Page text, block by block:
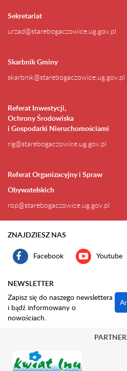
Sekretariat
urzad@starebogaczowice.ug.gov.pl
Skarbnik Gminy
skarbnik@starebogaczowice.ug.gov.pl
Referat Inwestycji,
Ochrony Środowiska
i Gospodarki Nieruchomościami
rig@starebogaczowice.ug.gov.pl
Referat Organizacyjny i Spraw
Obywatelskich
rop@starebogaczowice.ug.gov.pl
ZNAJDZIESZ NAS
Facebook Youtube
NEWSLETTER
Zapisz się do naszego newslettera
i bądź informowany o
nowościach.